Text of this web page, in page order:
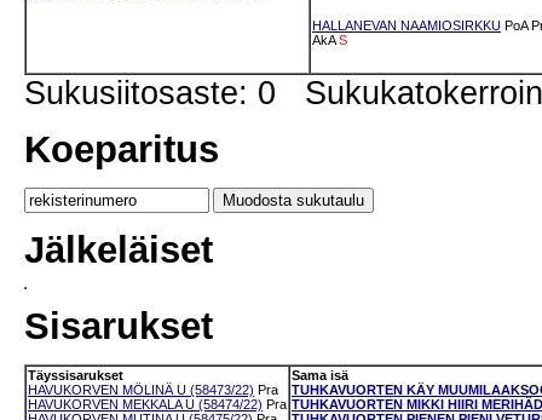
HALLANEVAN NAAMIOSIRKKU PoA
AkA S
Sukusiitosaste: 0
Koeparitus
Jälkeläiset
Sisarukset
Täyssisarukset
HAVUKORVEN MÖLINÄ U (58473/22) Pra
HAVUKORVEN MEKKALA U (58474/22) Pra
Sama isä
TUHKAVUORTEN KÄY
TUHKAVUORTEN MIKKI HIIRI